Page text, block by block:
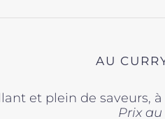
AU
et plein de saveurs,
Prix